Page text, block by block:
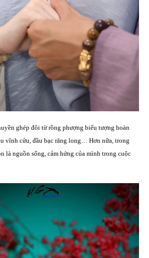
ghép đôi từ rồng phượng biểu tượng hoàn
vĩnh cửu, đầu bạc răng long… Hơn nữa, trong
là nguồn sống, cảm hứng của mình trong cuộc